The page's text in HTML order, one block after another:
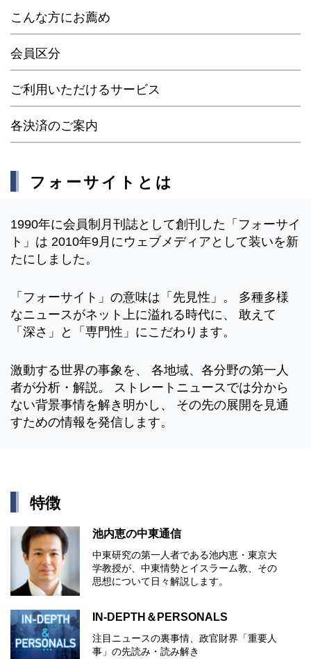
こんな方にお薦め
会員区分
ご利用いただけるサービス
各決済のご案内
フォーサイトとは
1990年に会員制月刊誌として創刊した「フォーサイ
ト」は 2010年9月にウェブメディアとして装いを新
たにしました。
「フォーサイト」の意味は「先見性」。 多種多様
なニュースがネット上に溢れる時代に、 敢えて
「深さ」と「専門性」にこだわります。
激動する世界の事象を、 各地域、各分野の第一人
者が分析・解説。 ストレートニュースでは分から
ない背景事情を解き明かし、 その先の展開を見通
すための情報を発信します。
特徴
池内恵の中東通信
中東研究の第⼀⼈者である池内恵・東京⼤
学教授が、中東情勢とイスラーム教、その
思想について⽇々解説します。
IN-DEPTH＆PERSONALS
注目ニュースの裏事情、政官財界「重要人
事」の先読み・読み解き